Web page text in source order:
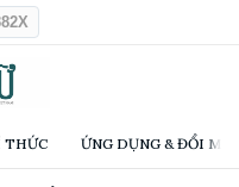
THỨC ỨNG DỤNG & ĐỔI